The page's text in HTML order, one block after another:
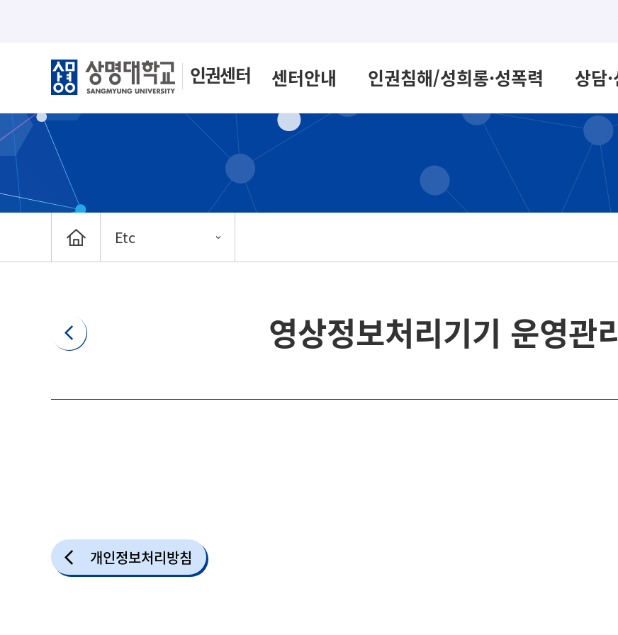
인권센터 센터안내 인권침해/성희롱·성폭력 상담
Etc
영상정보처리기기 운영관
개인정보처리방침